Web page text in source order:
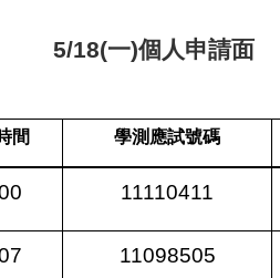
一)個人申請面
間 學測應試號碼
11110411
11098505